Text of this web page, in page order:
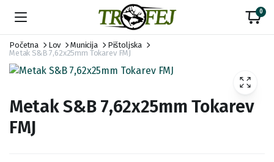
0
Početna Lov Municija
Pištoljska
Metak S&B 7,62x25mm Tokarev FMJ
Metak S&B 7,62x25mm Tokarev
FMJ